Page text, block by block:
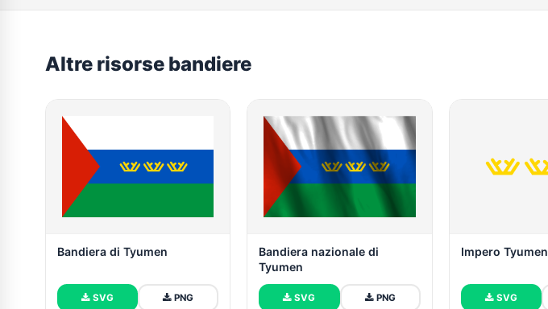
Altre risorse bandiere
Bandiera di Tyumen
SVG PNG
Bandiera nazionale di
Tyumen
SVG PNG
Impero Tyumen
SVG